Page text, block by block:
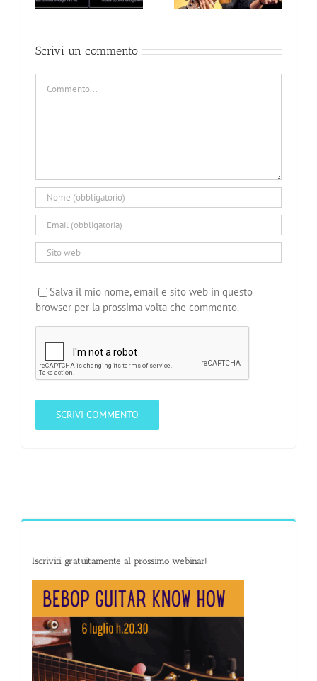
Scrivi un commento
Salva il mio nome, email e sito web in questo
browser per la prossima volta che commento.
Iscriviti gratuitamente al prossimo webinar!